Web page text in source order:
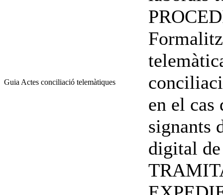
Guia Actes conciliació telemàtiques
en el cas
signants
digital